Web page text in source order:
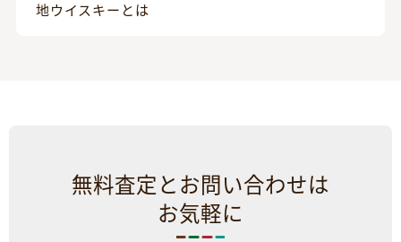
地ウイスキーとは
無料査定とお問い合わせは
お気軽に